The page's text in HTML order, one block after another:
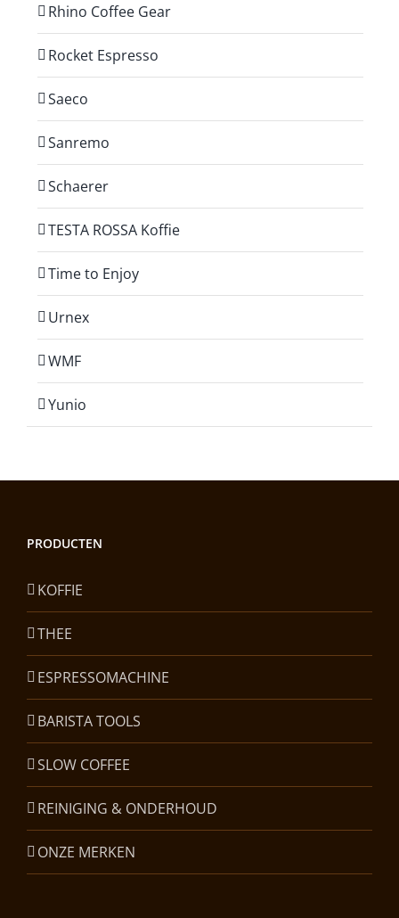
Rhino Coffee Gear
Rocket Espresso
Saeco
Sanremo
Schaerer
TESTA ROSSA Koffie
Time to Enjoy
Urnex
WMF
Yunio
PRODUCTEN
KOFFIE
THEE
ESPRESSOMACHINE
BARISTA TOOLS
SLOW COFFEE
REINIGING & ONDERHOUD
ONZE MERKEN